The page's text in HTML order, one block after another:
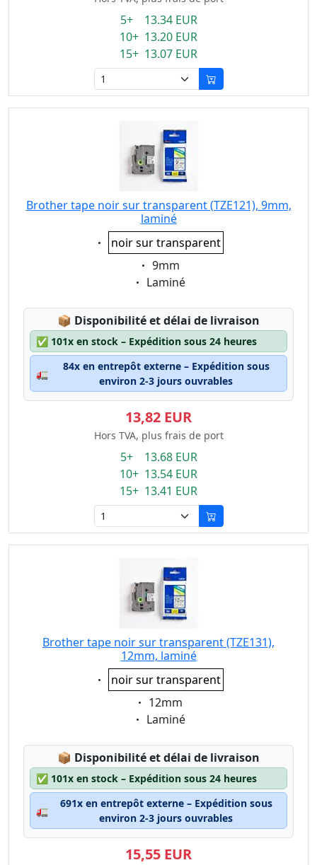
5+ 13.34 EUR
10+ 13.20 EUR
15+ 13.07 EUR
Brother tape noir sur transparent (TZE121), 9mm,
laminé
Eigenschaft:
noir sur transparent
Eigenschaft:
9mm
Eigenschaft:
Laminé
📦 Lagerstatus:
Disponibilité et délai de livraison
✅ 101x en stock – Expédition sous 24 heures
🚛
84x en entrepôt externe – Expédition sous
environ 2-3 jours ouvrables
13,82 EUR
Hors TVA, plus frais de port
5+ 13.68 EUR
10+ 13.54 EUR
15+ 13.41 EUR
Brother tape noir sur transparent (TZE131),
12mm, laminé
Eigenschaft:
noir sur transparent
Eigenschaft:
12mm
Eigenschaft:
Laminé
📦 Lagerstatus:
Disponibilité et délai de livraison
✅ 101x en stock – Expédition sous 24 heures
🚛
691x en entrepôt externe – Expédition sous
environ 2-3 jours ouvrables
15,55 EUR